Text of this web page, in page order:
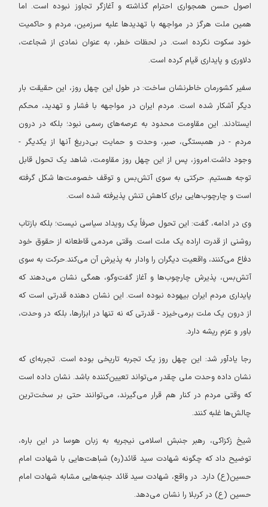
اصول حسن همجواری احترام گذاشته و آغازگر تجاوز نبوده است. اما
همین ملت هرگز در مواجهه با تهدیدها علیه سرزمین، مردم و حاکمیت
خود سکوت نکرده است. در لحظات خطر، به عنوان نمادی از شجاعت،
دلاوری و پایداری قیام کرده است.
سفیر کشورمان خاطرنشان ساخت: در طول این چهل روز، این حقیقت بار
دیگر آشکار شده است. مردم ایران در مواجهه با فشار و تهدید، محکم
ایستادند. این مقاومت محدود به عرصه‌های رسمی نبود؛ بلکه در درون
مردم - در همبستگی، صبر، وحدت و حمایت بی‌دریغ آنها از یکدیگر -
وجود داشت.امروز، پس از این چهل روز مقاومت، شاهد یک تحول قابل
توجه هستیم. حرکتی به سوی آتش‌بس و توقف خصومت‌ها شکل گرفته
است و چارچوب‌هایی برای کاهش تنش پذیرفته شده است.
وی در ادامه، گفت: این تحول صرفاً یک رویداد سیاسی نیست؛ بلکه بازتاب
روشنی از قدرت اراده یک ملت است. وقتی مردمی قاطعانه از حقوق خود
دفاع می‌کنند، واقعیت دیگران را وادار به پذیرش آن می‌کند.حرکت به سوی
آتش‌بس، پذیرش چارچوب‌ها و آغاز گفت‌وگو، همگی نشان می‌دهند که
پایداری مردم ایران بیهوده نبوده است. این نشان دهنده قدرتی است که
از درون یک ملت برمی‌خیزد - قدرتی که نه تنها در ابزارها، بلکه در وحدت،
باور و عزم ریشه دارد.
رجا یادآور شد: این چهل روز یک تجربه تاریخی بوده است. تجربه‌ای که
نشان داده وحدت ملی چقدر می‌تواند تعیین‌کننده باشد. نشان داده است
که وقتی مردم در کنار هم قرار می‌گیرند، می‌توانند حتی بر سخت‌ترین
چالش‌ها غلبه کنند.
شیخ زکزاکی، رهبر جنبش اسلامی نیجریه به زبان هوسا در این باره،
توضیح داد که چگونه شهادت سید قائد(ره) شباهت‌هایی با شهادت امام
حسین(ع) دارد. در واقع، شهادت سید قائد جنبه‌هایی مشابه شهادت امام
حسین (ع) در کربلا را نشان می‌دهد.